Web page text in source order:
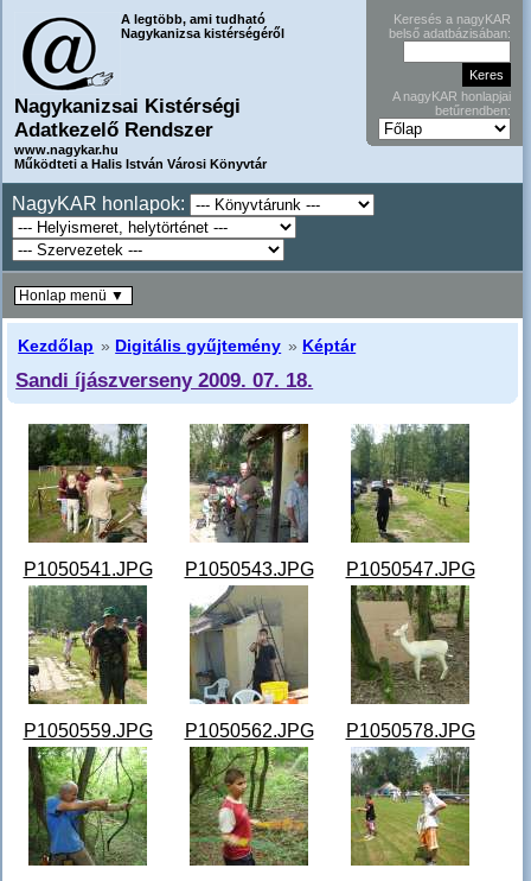
A legtöbb, ami tudható
Nagykanizsa kistérségéről
Nagykanizsai Kistérségi
Adatkezelő Rendszer
www.nagykar.hu
Működteti a Halis István Városi Könyvtár
Keresés a nagyKAR
belső adatbázisában:
A nagyKAR honlapjai
betűrendben:
NagyKAR honlapok:
Kezdőlap » Digitális gyűjtemény » Képtár
Sandi íjászverseny 2009. 07. 18.
P1050541.JPG P1050543.JPG P1050547.JPG
P1050559.JPG P1050562.JPG P1050578.JPG
Honlap menü ▼